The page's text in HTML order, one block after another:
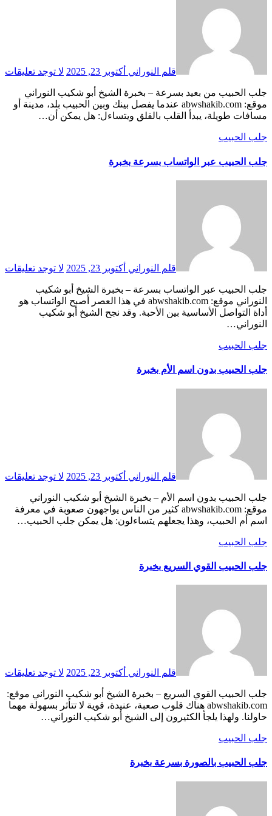
قلم النوراني أكتوبر 23, 2025 لا توجد تعليقات
جلب الحبيب من بعيد بسرعة – بخبرة الشيخ أبو شكيب النوراني
موقع: abwshakib.com عندما يفصل بينك وبين الحبيب بلد، مدينة أو
مسافات طويلة، يبدأ القلب بالقلق ويتساءل: هل يمكن أن…
جلب الحبيب
جلب الحبيب عبر الواتساب بسرعة بخبرة
قلم النوراني أكتوبر 23, 2025 لا توجد تعليقات
جلب الحبيب عبر الواتساب بسرعة – بخبرة الشيخ أبو شكيب
النوراني موقع: abwshakib.com في هذا العصر أصبح الواتساب هو
أداة التواصل الأساسية بين الأحبة. وقد نجح الشيخ أبو شكيب
النوراني…
جلب الحبيب
جلب الحبيب بدون اسم الأم بخبرة
قلم النوراني أكتوبر 23, 2025 لا توجد تعليقات
جلب الحبيب بدون اسم الأم – بخبرة الشيخ أبو شكيب النوراني
موقع: abwshakib.com كثير من الناس يواجهون صعوبة في معرفة
اسم أم الحبيب، وهذا يجعلهم يتساءلون: هل يمكن جلب الحبيب…
جلب الحبيب
جلب الحبيب القوي السريع بخبرة
قلم النوراني أكتوبر 23, 2025 لا توجد تعليقات
جلب الحبيب القوي السريع – بخبرة الشيخ أبو شكيب النوراني موقع:
abwshakib.com هناك قلوب صعبة، عنيدة، قوية لا تتأثر بسهولة مهما
حاولنا. ولهذا يلجأ الكثيرون إلى الشيخ أبو شكيب النوراني…
جلب الحبيب
جلب الحبيب بالصورة بسرعة بخبرة